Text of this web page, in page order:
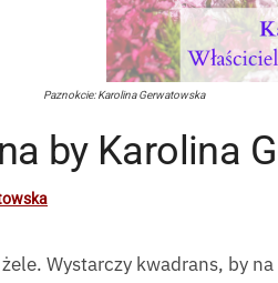
Paznokcie: Karolina Gerwatowska
by Karolina
Wystarczy kwadrans, by